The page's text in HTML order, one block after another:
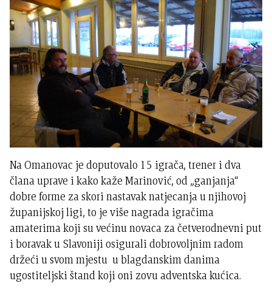
Na Omanovac je doputovalo 15 igrača, trener i dva
člana uprave i kako kaže Marinović, od „ganjanja“
dobre forme za skori nastavak natjecanja u njihovoj
županijskoj ligi, to je više nagrada igračima
amaterima koji su većinu novaca za četverodnevni put
i boravak u Slavoniji osigurali dobrovoljnim radom
držeći u svom mjestu u blagdanskim danima
ugostiteljski štand koji oni zovu adventska kućica.